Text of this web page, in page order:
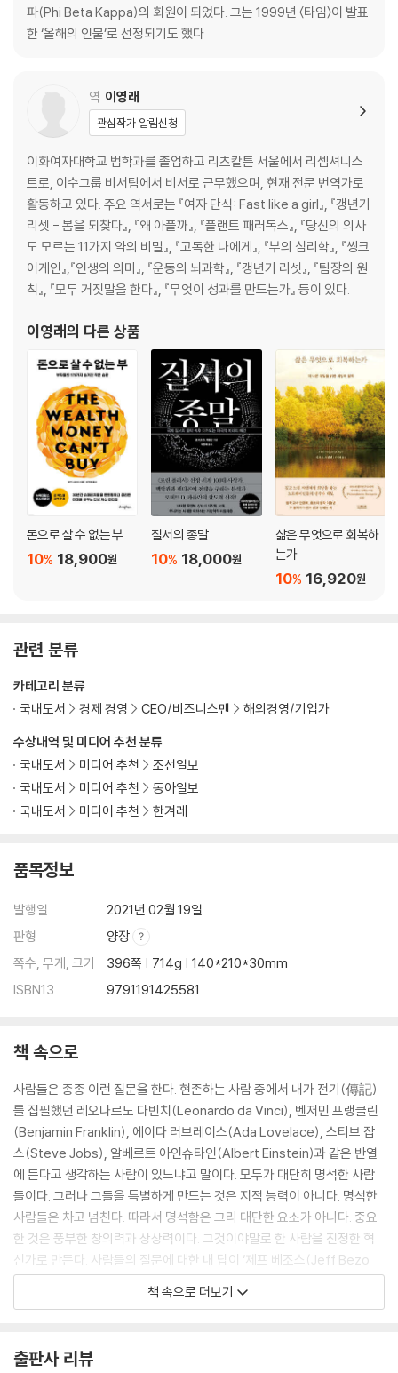
2부 주주서한
미래를 건설합니다(1999)
장기적 시야(2000)
고객 장악력은 우리의 가장 귀중한 자산입니다(2001)
고객에게 좋은 것은 주주에게도 좋습니다(2002)
장기적 사고(2003)
재무에 대한 생각(2004)
의사결정(2005)
새로운 사업의 성장(2006)
선교사로 이루어진 팀(2007)
고객에서부터 거꾸로 생각하기(2008)
근원적인 도구(2010)
내부로부터의 주도(2012)
“세상에”(2013)
세 가지 중요한 아이디어(2014)
큰 성공은 실패한 수많은 실험을 만회합니다(2015)
둘째 날(2016)
기준이 높은 문화의 구축(2017)
직관, 호기심, 그리고 방황의 힘(2018)
자료 출처
파(Phi Beta Kappa)의 회원이 되었다. 그는 1999년 〈타임〉이 발표
한 ‘올해의 인물’로 선정되기도 했다
역 이영래
관심작가 알림신청
이화여자대학교 법학과를 졸업하고 리츠칼튼 서울에서 리셉셔니스
트로, 이수그룹 비서팀에서 비서로 근무했으며, 현재 전문 번역가로
활동하고 있다. 주요 역서로는 『여자 단식: Fast like a girl』, 『갱년기
리셋 - 봄을 되찾다』, 『왜 아플까』, 『플랜트 패러독스』, 『당신의 의사
도 모르는 11가지 약의 비밀』, 『고독한 나에게』, 『부의 심리학』, 『씽크
어게인』,『인생의 의미』, 『운동의 뇌과학』, 『갱년기 리셋』, 『팀장의 원
칙』, 『모두 거짓말을 한다』, 『무엇이 성과를 만드는가』 등이 있다.
이영래의 다른 상품
돈으로 살 수 없는 부
18,900원
10%
질서의 종말
18,000원
10%
삶은 무엇으로 회복하
는가
16,920원
10%
관련 분류
수상내역 및 미디어 추천 분류
국내도서
미디어 추천
조선일보
국내도서
미디어 추천
동아일보
국내도서
미디어 추천 한겨레
카테고리 분류
국내도서
경제 경영 CEO/비즈니스맨 해외경영/기업가
품목정보
발행일
2021년 02월 19일
판형
양장
쪽수, 무게, 크기
396쪽 | 714g | 140*210*30mm
ISBN13
9791191425581
책 속으로
사람들은 종종 이런 질문을 한다. 현존하는 사람 중에서 내가 전기(傳記)
를 집필했던 레오나르도 다빈치(Leonardo da Vinci), 벤저민 프랭클린
(Benjamin Franklin), 에이다 러브레이스(Ada Lovelace), 스티브 잡
스(Steve Jobs), 알베르트 아인슈타인(Albert Einstein)과 같은 반열
에 든다고 생각하는 사람이 있느냐고 말이다. 모두가 대단히 명석한 사람
들이다. 그러나 그들을 특별하게 만드는 것은 지적 능력이 아니다. 명석한
사람들은 차고 넘친다. 따라서 명석함은 그리 대단한 요소가 아니다. 중요
한 것은 풍부한 창의력과 상상력이다. 그것이야말로 한 사람을 진정한 혁
신가로 만든다. 사람들의 질문에 대한 내 답이 ‘제프 베조스(Jeff Bezo
s)’인 이유가 여기에 있다.
정치인도 아닌 베조스를 그해의 인물로 선정하겠다는 다소 파격적인 결정
책 속으로 더보기
출판사 리뷰